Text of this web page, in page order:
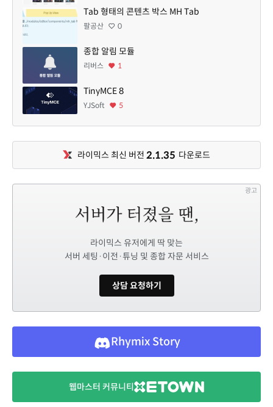
Tab 형태의 콘텐츠 박스 MH Tab
팔공산 0
종합 알림 모듈
리버스 1
TinyMCE 8
YJSoft 5
라이믹스 최신 버전 2.1.35 다운로드
광고
라이믹스 유저에게 딱 맞는
서버 세팅·이전·튜닝 및 종합 자문 서비스
상담 요청하기
Rhymix Story
웹마스터 커뮤니티